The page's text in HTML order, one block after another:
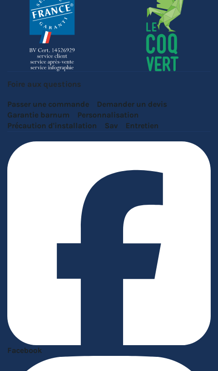
Foire aux questions
Passer une commande
Demander un devis
Garantie barnum
Personnalisation
Précaution d'installation
Sav Entretien
Facebook